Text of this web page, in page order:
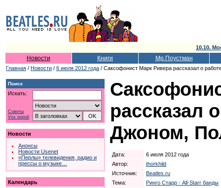
10.10.
Новости Книги Мр.Поустман
Главная / Новости / 6 июля 2012 года / Саксофонист Марк Ривера рассказал о
Поиск
Искать:
Советы
Vox populi
Новости
Анонсы
Новости Usenet
«Перлы» телевидения, радио и
прессы о музыке…
Календарь
рассказал
Джоном,
Дата:
6 июля 2012 года
Автор:
thorkhild
Источник:
Beatles.ru
Тема:
Ринго Старр - All-Starr банды